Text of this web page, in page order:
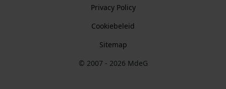
Privacy Policy
Cookiebeleid
Sitemap
© 2007 - 2026 MdeG